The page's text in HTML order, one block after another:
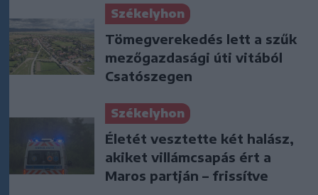
Székelyhon
Tömegverekedés lett a szűk
mezőgazdasági úti vitából
Csatószegen
Székelyhon
Életét vesztette két halász,
akiket villámcsapás ért a
Maros partján – frissítve